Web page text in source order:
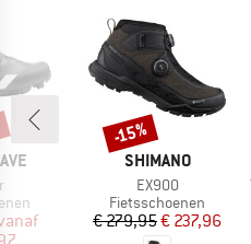
prijs
MERK
SHIMANO
Artikel
EX900
Productgroep
Fietsschoenen
Prijs
€ 279,95Verlaagde prijs
€ 237,96
Korting
-15%